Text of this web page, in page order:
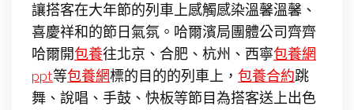
讓搭客在大年節的列車上感觸感染溫馨溫馨、
喜慶祥和的節日氣氛。哈爾濱局團體公司齊齊
哈爾開包養往北京、合肥、杭州、西寧包養網
ppt等包養網標的目的的列車上， 包養合約跳
舞、說唱、手鼓、快板等節目為搭客送上出色